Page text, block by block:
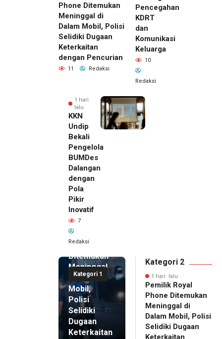
Phone Ditemukan
Meninggal di
Dalam Mobil, Polisi
Selidiki Dugaan
Keterkaitan
dengan Pencurian
11 Redaksi
Pencegahan
KDRT
dan
Komunikasi
Keluarga
10
Redaksi
1 hari
lalu
KKN
Undip
Bekali
Pengelola
BUMDes
Dalangan
dengan
Pola
Pikir
Inovatif
7
Redaksi
Kategori 1
1 hari lalu
Pemilik
Royal
Phone
Ditemukan
Meninggal
di Dalam
Mobil,
Polisi
Selidiki
Dugaan
Keterkaitan
Kategori 2
1 hari lalu
Pemilik Royal
Phone Ditemukan
Meninggal di
Dalam Mobil, Polisi
Selidiki Dugaan
Keterkaitan